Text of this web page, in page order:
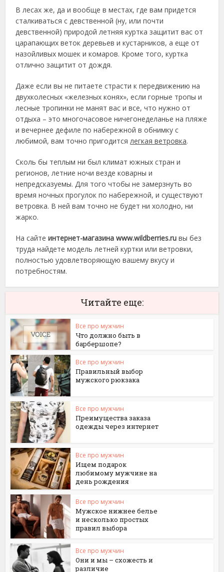
В лесах же, да и вообще в местах, где вам придется
сталкиваться с девственной (ну, или почти
девственной) природой летняя куртка защитит вас от
царапающих веток деревьев и кустарников, а еще от
назойливых мошек и комаров. Кроме того, куртка
отлично защитит от дождя.
Даже если вы не питаете страсти к передвижению на
двухколесных «железных конях», если горные тропы и
лесные тропинки не манят вас и все, что нужно от
отдыха – это многочасовое ничегонеделанье на пляже
и вечернее дефиле по набережной в обнимку с
любимой, вам точно пригодитсялегкая ветровка.
Сколь бы теплым ни был климат южных стран и
регионов, летние ночи везде коварны и
непредсказуемы. Для того чтобы не замерзнуть во
время ночных прогулок по набережной, и существуют
ветровка. В ней вам точно не будет ни холодно, ни
жарко.
На сайтеинтернет-магазина www.wildberries.ru вы без
труда найдете модель летней куртки или ветровки,
полностью удовлетворяющую вашему вкусу и
потребностям.
Читайте еще:
Все про мужчин
Что должно быть в
барбершопе?
Все про мужчин
Правильный выбор
мужского рюкзака
Все про мужчин
Преимущества заказа
одежды через интернет
Все про мужчин
Ищем подарок
любимому мужчине на
день рождения
Все про мужчин
Мужское нижнее белье
и несколько простых
правил выбора
Все про мужчин
Они и мы – схожесть и
различие